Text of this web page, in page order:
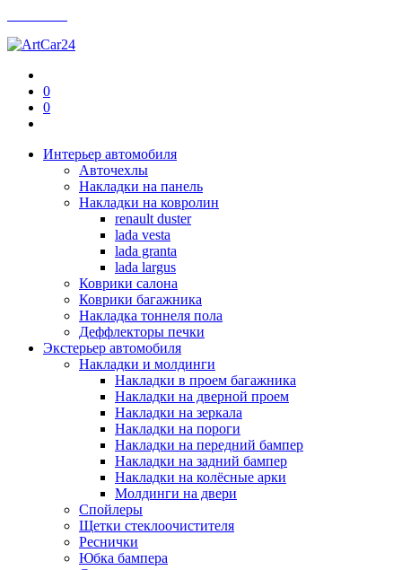
0
0
Интерьер автомобиля
Авточехлы
Накладки на панель
Накладки на ковролин
renault duster
lada vesta
lada granta
lada largus
Коврики салона
Коврики багажника
Накладка тоннеля пола
Деффлекторы печки
Экстерьер автомобиля
Накладки и молдинги
Накладки в проем багажника
Накладки на дверной проем
Накладки на зеркала
Накладки на пороги
Накладки на передний бампер
Накладки на задний бампер
Накладки на колёсные арки
Молдинги на двери
Спойлеры
Щетки стеклоочистителя
Реснички
Юбка бампера